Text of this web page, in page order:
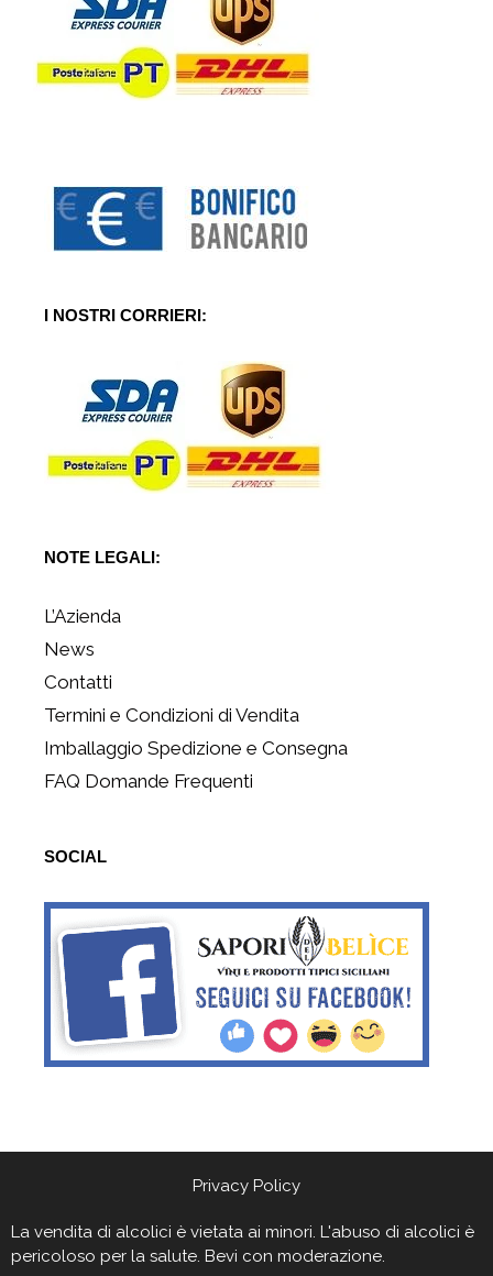
I NOSTRI CORRIERI:
NOTE LEGALI:
L’Azienda
News
Contatti
Termini e Condizioni di Vendita
Imballaggio Spedizione e Consegna
FAQ Domande Frequenti
SOCIAL
Privacy Policy
La vendita di alcolici è vietata ai minori. L'abuso di alcolici è
pericoloso per la salute. Bevi con moderazione.